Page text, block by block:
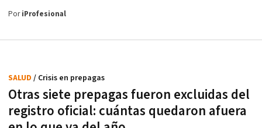
PoriProfesional
Otras siete prepagas fueron excluidas del
registro oficial: cuántas quedaron afuera
SALUD / Crisis en prepagas